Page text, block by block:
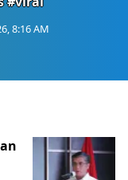
8:16 AM